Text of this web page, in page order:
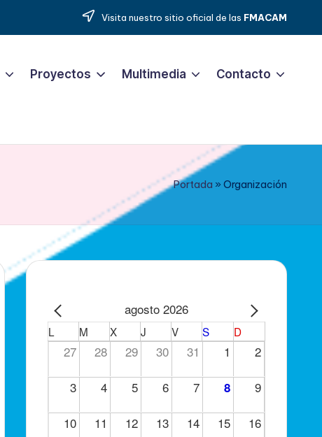
Visita nuestro sitio oficial de las FMACAM
Proyectos Multimedia Contacto
Portada » Organización
agosto 2026
L M X J V S D
27 28 29 30 31 1 2
3 4 5 6 7 8 9
10 11 12 13 14 15 16